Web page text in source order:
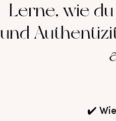
Lerne, wie
und
✔️